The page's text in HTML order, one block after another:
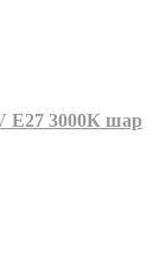
E27 3000К шар